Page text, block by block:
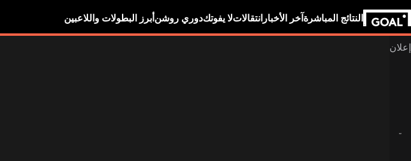
النتائج المباشرة آخر الأخبار انتقالاتلا يفوتكدوري روشن أبرز البطولات واللاعبين